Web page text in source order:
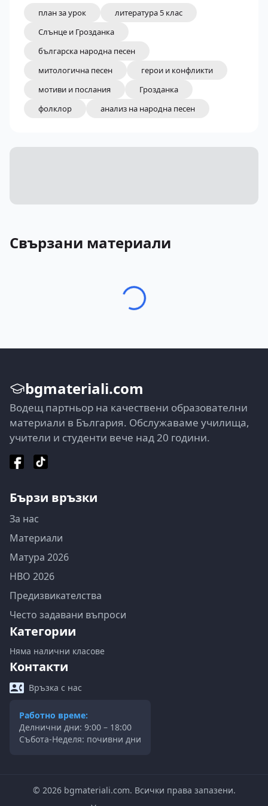
план за урок
литература 5 клас
Слънце и Грозданка
българска народна песен
митологична песен
герои и конфликти
мотиви и послания
Грозданка
фолклор
анализ на народна песен
Свързани материали
bgmateriali.com
Водещ партньор на качествени образователни
материали в България. Обслужаваме училища,
учители и студенти вече над 20 години.
Бързи връзки
За нас
Материали
Матура 2026
НВО 2026
Предизвикателства
Често задавани въпроси
Категории
Няма налични класове
Контакти
Връзка с нас
Работно време:
Делнични дни: 9:00 – 18:00
Събота-Неделя: почивни дни
© 2026bgmateriali.com. Всички права запазени.